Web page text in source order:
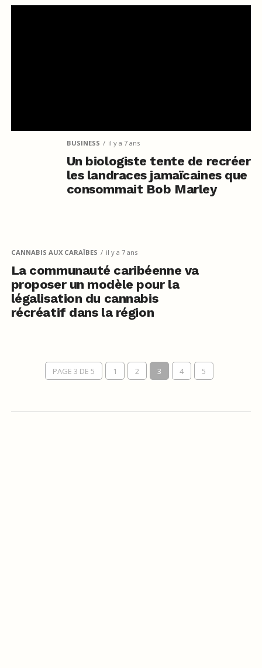
BUSINESS il y a 7 ans
Un biologiste tente de recréer
les landraces jamaïcaines que
consommait Bob Marley
CANNABIS AUX CARAÏBES il y a 7 ans
La communauté caribéenne va
proposer un modèle pour la
légalisation du cannabis
récréatif dans la région
PAGE 3 DE 5 1 2 3 4 5